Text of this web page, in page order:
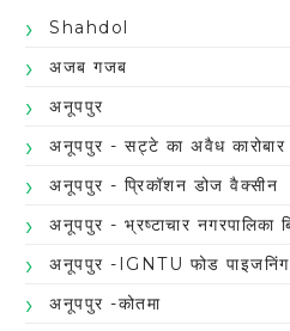
Shahdol
अजब गजब
अनूपपुर
अनूपपुर - सट्टे का अवैध कारोबार
अनूपपुर - प्रिकॉशन डोज वैक्सीन
अनूपपुर - भ्रष्टाचार नगरपालिका
अनूपपुर -IGNTU फोड पाइजनिंग
अनूपपुर -कोतमा